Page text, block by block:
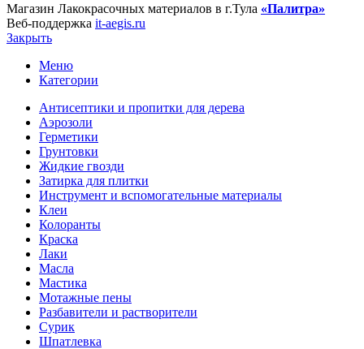
Магазин Лакокрасочных материалов в г.Тула «Палитра»
Веб-поддержка it-aegis.ru
Закрыть
Меню
Категории
Антисептики и пропитки для дерева
Аэрозоли
Герметики
Грунтовки
Жидкие гвозди
Затирка для плитки
Инструмент и вспомогательные материалы
Клеи
Колоранты
Краска
Лаки
Масла
Мастика
Мотажные пены
Разбавители и растворители
Сурик
Шпатлевка